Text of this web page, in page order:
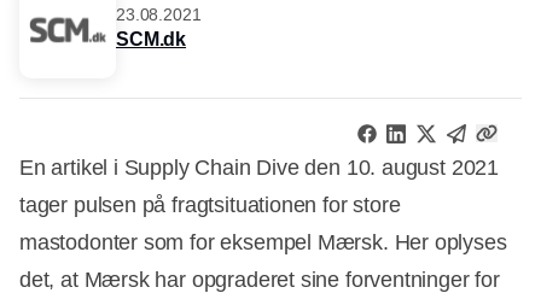
23.08.2021
SCM.dk
En artikel i Supply Chain Dive den 10. august 2021
tager pulsen på fragtsituationen for store
mastodonter som for eksempel Mærsk. Her oplyses
det, at Mærsk har opgraderet sine forventninger for